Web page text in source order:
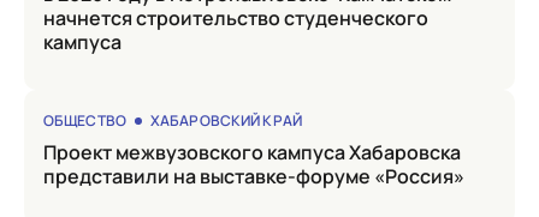
начнется строительство студенческого
кампуса
ОБЩЕСТВО ХАБАРОВСКИЙ КРАЙ
Проект межвузовского кампуса Хабаровска
представили на выставке-форуме «Россия»